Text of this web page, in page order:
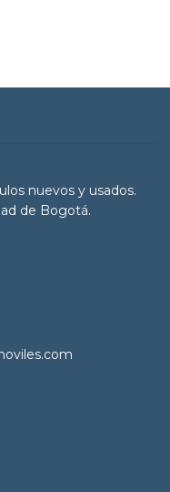
nuevos y usados.
de Bogotá.